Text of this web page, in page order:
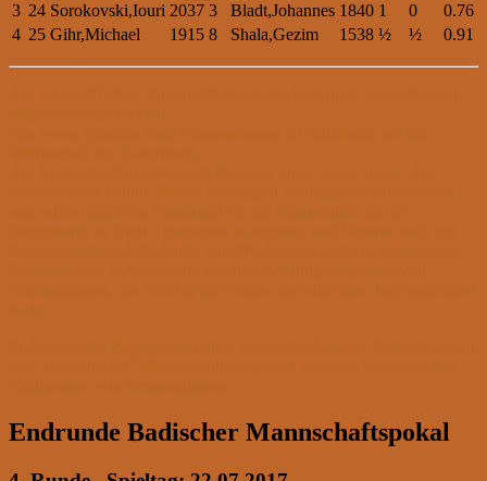
3 24 Sorokovski,Iouri 2037 3 Bladt,Johannes 1840 1 0
0.76
4 25 Gihr,Michael 1915 8 Shala,Gezim 1538 ½ ½ 0.91
Endrunde Badischer Mannschaftspokal